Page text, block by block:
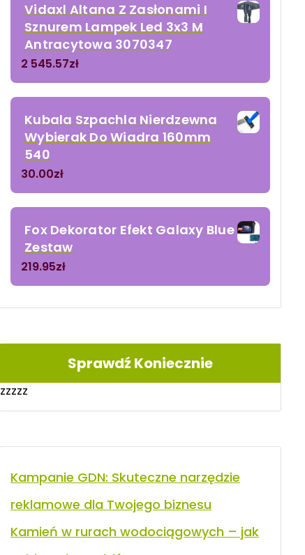
Vidaxl Altana Z Zasłonami I
Sznurem Lampek Led 3x3 M
Antracytowa 3070347
2 545.57zł
Kubala Szpachla Nierdzewna
Wybierak Do Wiadra 160mm
540
30.00zł
Fox Dekorator Efekt Galaxy Blue
Zestaw
219.95zł
Sprawdź Koniecznie
zzzzz
Kampanie GDN: Skuteczne narzędzie
reklamowe dla Twojego biznesu
Kamień w rurach wodociągowych – jak